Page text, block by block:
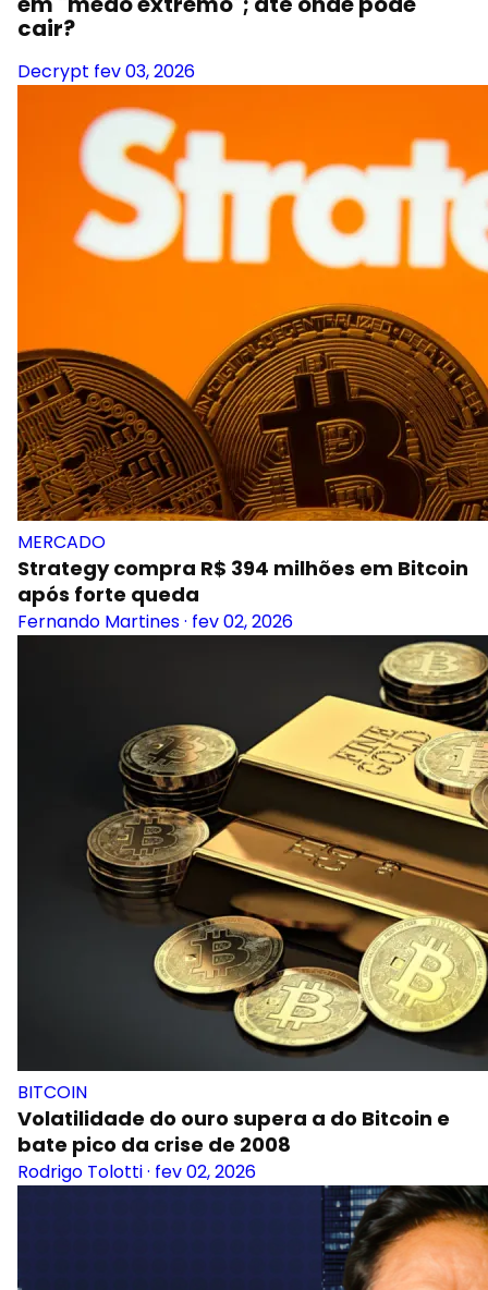
cair?
Decrypt fev 03, 2026
MERCADO
Strategy compra R$ 394 milhões em Bitcoin
após forte queda
Fernando Martines· fev 02, 2026
BITCOIN
Volatilidade do ouro supera a do Bitcoin e
bate pico da crise de 2008
Rodrigo Tolotti· fev 02, 2026